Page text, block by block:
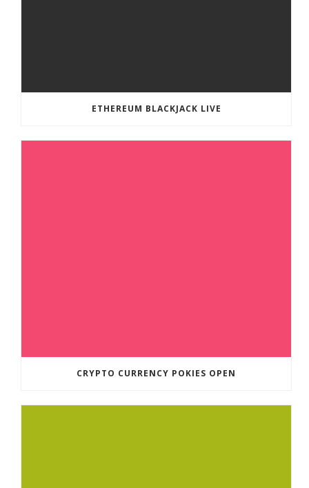
ETHEREUM BLACKJACK LIVE
CRYPTO CURRENCY POKIES OPEN